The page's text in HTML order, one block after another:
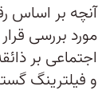
آنچه بر اساس
مورد بررسی
اجتماعی بر
و فیلترینگ